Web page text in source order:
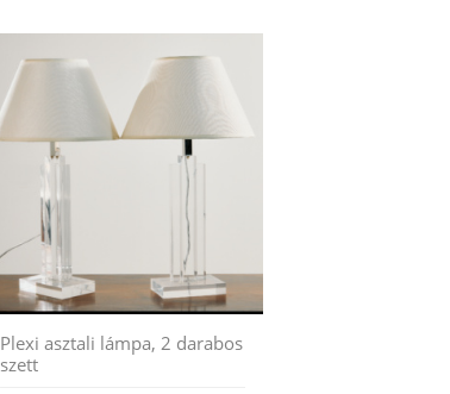
Plexi asztali lámpa, 2 darabos
szett